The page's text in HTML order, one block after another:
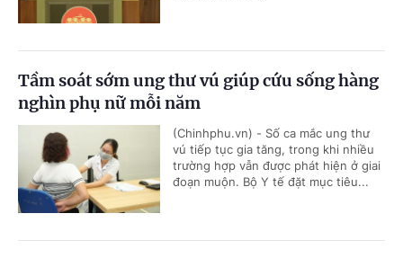
Tầm soát sớm ung thư vú giúp cứu sống hàng
nghìn phụ nữ mỗi năm
(Chinhphu.vn) - Số ca mắc ung thư
vú tiếp tục gia tăng, trong khi nhiều
trường hợp vẫn được phát hiện ở giai
đoạn muộn. Bộ Y tế đặt mục tiêu...